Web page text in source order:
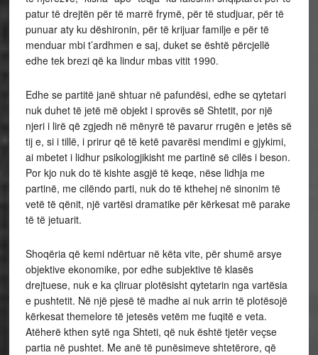
patur të drejtën për të marrë frymë, për të studjuar, për të
punuar aty ku dëshironin, për të krijuar familje e për të
menduar mbi t’ardhmen e saj, duket se është përcjellë
edhe tek brezi që ka lindur mbas vitit 1990.
Edhe se partitë janë shtuar në pafundësi, edhe se qytetari
nuk duhet të jetë më objekt i sprovës së Shtetit, por një
njeri i lirë që zgjedh në mënyrë të pavarur rrugën e jetës së
tij e, si i tillë, i prirur që të ketë pavarësi mendimi e gjykimi,
ai mbetet i lidhur psikologjikisht me partinë së cilës i beson.
Por kjo nuk do të kishte asgjë të keqe, nëse lidhja me
partinë, me cilëndo parti, nuk do të kthehej në sinonim të
vetë të qënit, një vartësi dramatike për kërkesat më parake
të të jetuarit.
Shoqëria që kemi ndërtuar në këta vite, për shumë arsye
objektive ekonomike, por edhe subjektive të klasës
drejtuese, nuk e ka çliruar plotësisht qytetarin nga vartësia
e pushtetit. Në një pjesë të madhe ai nuk arrin të plotësojë
kërkesat themelore të jetesës vetëm me fuqitë e veta.
Atëherë kthen sytë nga Shteti, që nuk është tjetër veçse
partia në pushtet. Me anë të punësimeve shtetërore, që